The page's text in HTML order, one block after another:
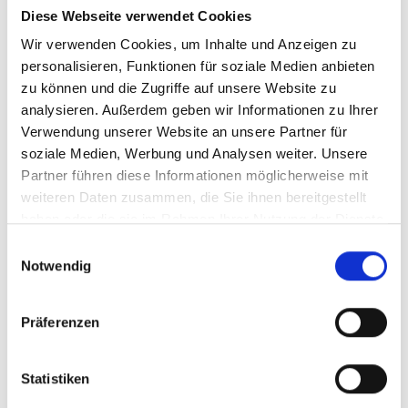
Diese Webseite verwendet Cookies
Wir verwenden Cookies, um Inhalte und Anzeigen zu
personalisieren, Funktionen für soziale Medien anbieten
zu können und die Zugriffe auf unsere Website zu
analysieren. Außerdem geben wir Informationen zu Ihrer
Verwendung unserer Website an unsere Partner für
soziale Medien, Werbung und Analysen weiter. Unsere
Partner führen diese Informationen möglicherweise mit
weiteren Daten zusammen, die Sie ihnen bereitgestellt
Notwendig
Präferenzen
Statistiken
Der Carolift 40 ist eine
Aufbewahrungslösung, die den
Anforderungen zahlreicher Fahrzeugmodelle
gerecht wird und Rollstuhlnutzern, die
entweder am Steuer sitzen oder als
Beifahrer reisen, einen barrierefreien Zugang
bietet: